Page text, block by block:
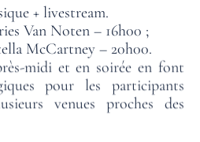
+ livestream.
Van Noten – 16h00 ;
McCartney – 20h00.
midi et en soirée en font
pour les participants
venues proches des